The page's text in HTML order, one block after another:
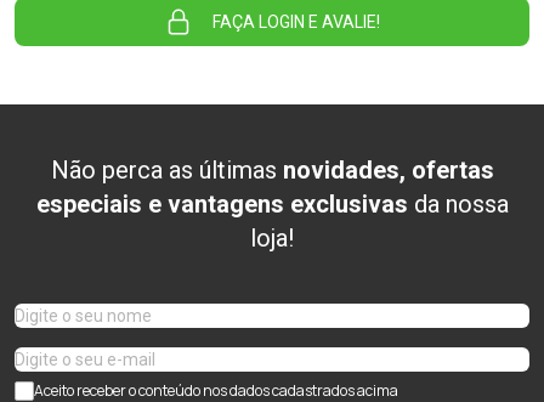
FAÇA LOGIN E AVALIE!
Não perca as últimas novidades, ofertas
especiais e vantagens exclusivas da nossa
loja!
Aceito receber o conteúdo nos dados cadastrados acima